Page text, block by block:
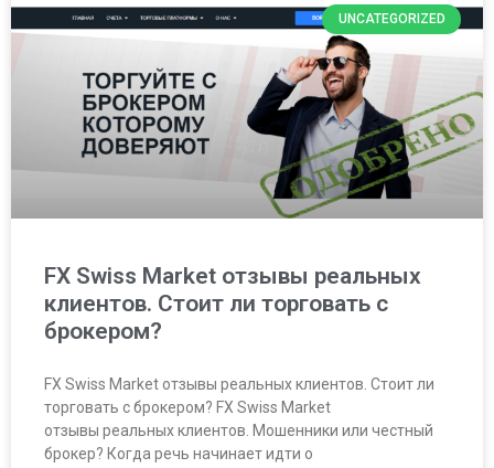
UNCATEGORIZED
FX Swiss Market отзывы реальных
клиентов. Стоит ли торговать с
брокером?
FX Swiss Market отзывы реальных клиентов. Стоит ли
торговать с брокером? FX Swiss Market
отзывы реальных клиентов. Мошенники или честный
брокер? Когда речь начинает идти о